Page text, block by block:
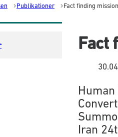
Publikationer Fact finding
Fact
Iran